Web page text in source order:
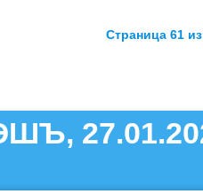
Страница 61